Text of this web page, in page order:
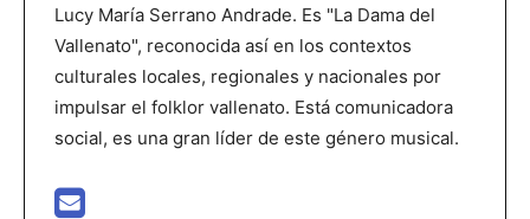
Lucy María Serrano Andrade. Es "La Dama del
Vallenato", reconocida así en los contextos
culturales locales, regionales y nacionales por
impulsar el folklor vallenato. Está comunicadora
social, es una gran líder de este género musical.